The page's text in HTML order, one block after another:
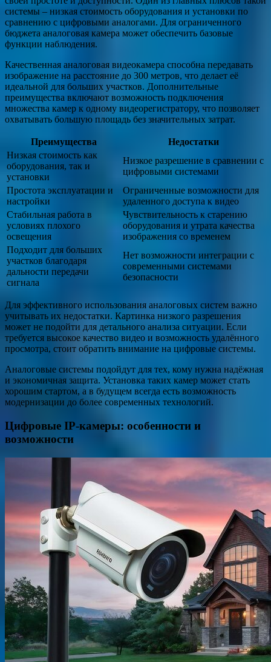
системы – низкая стоимость оборудования и установки по
сравнению с цифровыми аналогами. Для ограниченного
бюджета аналоговая камера может обеспечить базовые
функции наблюдения.
Качественная аналоговая видеокамера способна передавать
изображение на расстояние до 300 метров, что делает её
идеальной для больших участков. Дополнительные
преимущества включают возможность подключения
множества камер к одному видеорегистратору, что позволяет
охватывать большую площадь без значительных затрат.
Преимущества
Недостатки
Низкая стоимость как
оборудования, так и
установки
Низкое разрешение в сравнении с
цифровыми системами
Простота эксплуатации и
настройки
Ограниченные возможности для
удаленного доступа к видео
Стабильная работа в
условиях плохого
освещения
Чувствительность к старению
оборудования и утрата качества
изображения со временем
Подходит для больших
участков благодаря
дальности передачи
сигнала
Нет возможности интеграции с
современными системами
безопасности
Для эффективного использования аналоговых систем важно
учитывать их недостатки. Картинка низкого разрешения
может не подойти для детального анализа ситуации. Если
требуется высокое качество видео и возможность удалённого
просмотра, стоит обратить внимание на цифровые системы.
Аналоговые системы подойдут для тех, кому нужна надёжная
и экономичная защита. Установка таких камер может стать
хорошим стартом, а в будущем всегда есть возможность
модернизации до более современных технологий.
Цифровые IP-камеры: особенности и
возможности